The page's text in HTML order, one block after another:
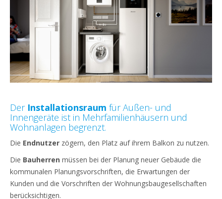
Der Installationsraum für Außen- und
Innengeräte ist in Mehrfamilienhäusern und
Wohnanlagen begrenzt.
Die Endnutzer zögern, den Platz auf ihrem Balkon zu nutzen.
Die Bauherren müssen bei der Planung neuer Gebäude die
kommunalen Planungsvorschriften, die Erwartungen der
Kunden und die Vorschriften der Wohnungsbaugesellschaften
berücksichtigen.